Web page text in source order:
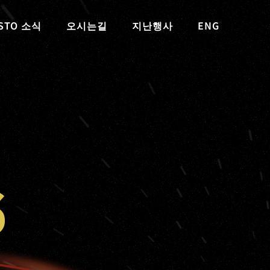
소식 오시는길 지난행사 ENG